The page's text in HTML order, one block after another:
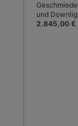
und
2.845,00 €